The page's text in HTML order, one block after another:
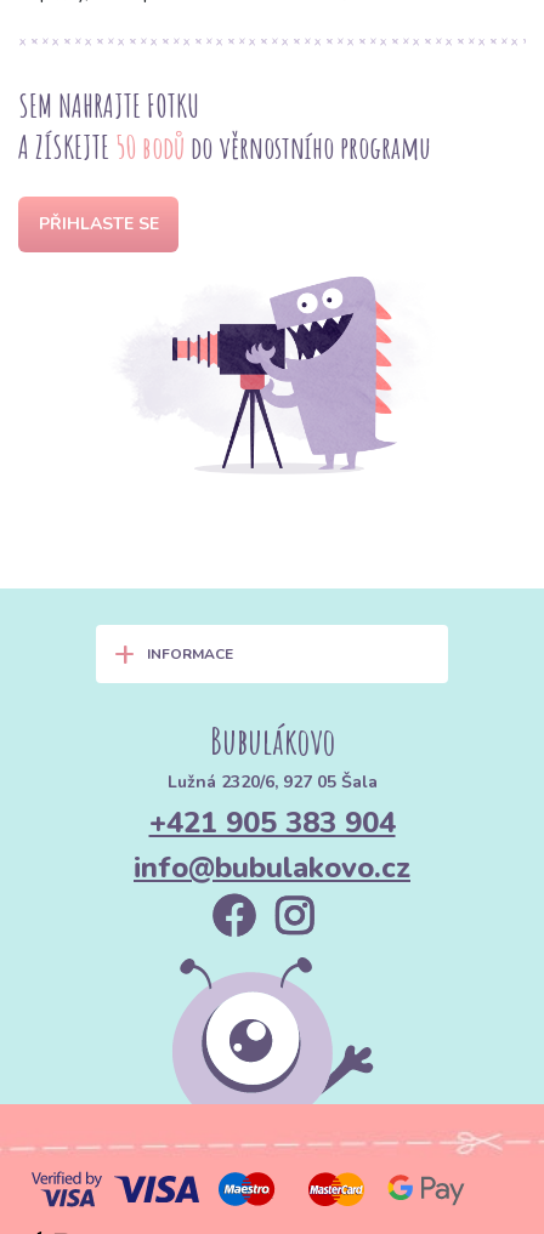
SEM NAHRAJTE FOTKU
A ZÍSKEJTE 50 bodů do věrnostního programu
PŘIHLASTE SE
+ INFORMACE
Bubulákovo
Lužná 2320/6, 927 05 Šala
+421 905 383 904
info@bubulakovo.cz